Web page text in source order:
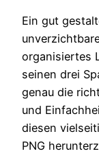
Ein gut
organisiertes
seinen drei
genau die
und
diesen
PNG